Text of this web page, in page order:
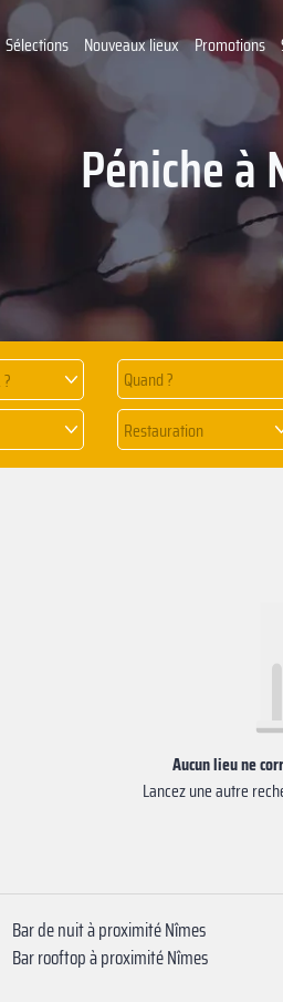
Sélections Nouveaux lieux Promotions
Péniche
Quand ?
Restauration
Aucun lieu ne
Lancez une autre
Bar de nuit à proximité Nîmes
Bar rooftop à proximité Nîmes